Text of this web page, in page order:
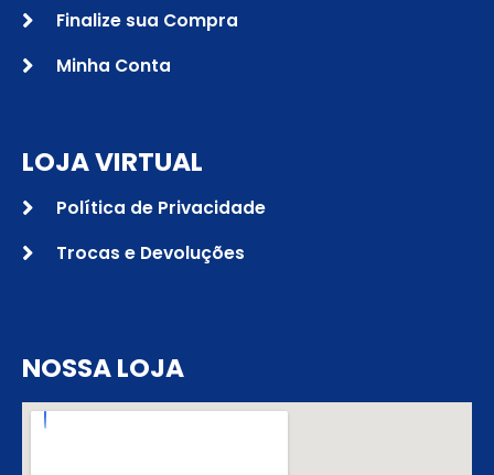
Finalize sua Compra
Minha Conta
LOJA VIRTUAL
Política de Privacidade
Trocas e Devoluções
NOSSA LOJA